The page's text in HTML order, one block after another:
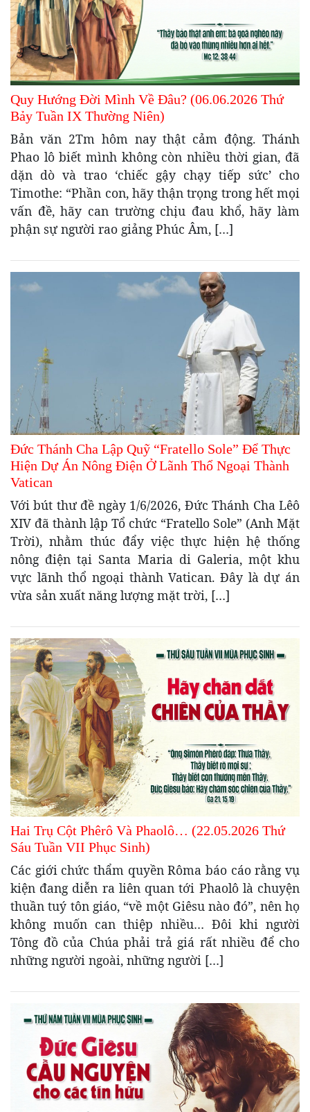
Quy Hướng Đời Mình Về Đâu? (06.06.2026 Thứ
Bảy Tuần IX Thường Niên)
Bản văn 2Tm hôm nay thật cảm động. Thánh
Phao lô biết mình không còn nhiều thời gian, đã
dặn dò và trao ‘chiếc gậy chạy tiếp sức’ cho
Timothe: “Phần con, hãy thận trọng trong hết mọi
vấn đề, hãy can trường chịu đau khổ, hãy làm
phận sự người rao giảng Phúc Âm, […]
Đức Thánh Cha Lập Quỹ “Fratello Sole” Để Thực
Hiện Dự Án Nông Điện Ở Lãnh Thổ Ngoại Thành
Vatican
Với bút thư đề ngày 1/6/2026, Đức Thánh Cha Lêô
XIV đã thành lập Tổ chức “Fratello Sole” (Anh Mặt
Trời), nhằm thúc đẩy việc thực hiện hệ thống
nông điện tại Santa Maria di Galeria, một khu
vực lãnh thổ ngoại thành Vatican. Đây là dự án
vừa sản xuất năng lượng mặt trời, […]
Hai Trụ Cột Phêrô Và Phaolô… (22.05.2026 Thứ
Sáu Tuần VII Phục Sinh)
Các giới chức thẩm quyền Rôma báo cáo rằng vụ
kiện đang diễn ra liên quan tới Phaolô là chuyện
thuần tuý tôn giáo, “về một Giêsu nào đó”, nên họ
không muốn can thiệp nhiều… Đôi khi người
Tông đồ của Chúa phải trả giá rất nhiều để cho
những người ngoài, những người […]